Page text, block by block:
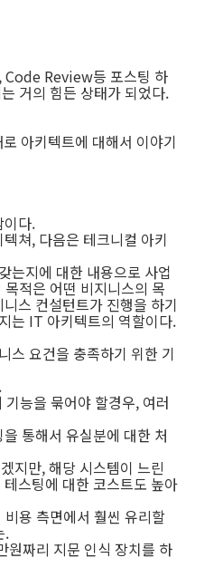
Review등 포스팅 하
거의 힘든 상태가 되었다.
아키텍트에 대해서 이야기
이다.
쳐, 다음은 테크니컬 아키
는지에 대한 내용으로 사업
적은 어떤 비지니스의 목
스 컨설턴트가 진행을 하기
는 IT 아키텍트의 역할이다.
스 요건을 충족하기 위한 기
능을 묶어야 할경우, 여러
통해서 유실분에 대한 처
지만, 해당 시스템이 느린
스팅에 대한 코스트도 높아
용 측면에서 훨씬 유리할
.
원짜리 지문 인식 장치를 하